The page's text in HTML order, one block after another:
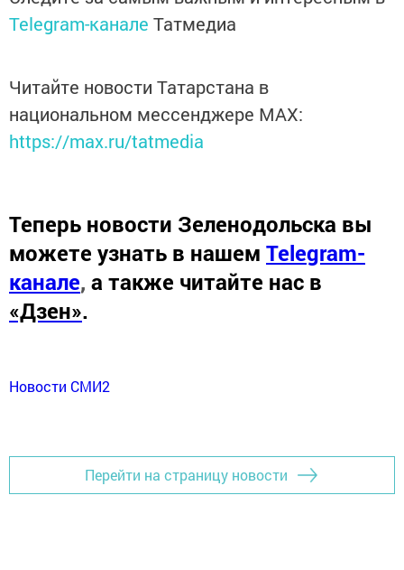
Telegram-канале Татмедиа
Читайте новости Татарстана в
национальном мессенджере MАХ:
https://max.ru/tatmedia
Теперь новости Зеленодольска вы
можете узнать в нашем Telegram-
канале, а также читайте нас в
«Дзен».
Новости СМИ2
Перейти на страницу новости